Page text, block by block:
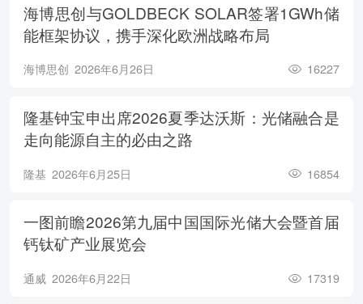
海博思创与GOLDBECK SOLAR签署1GWh储
能框架协议，携手深化欧洲战略布局
海博思创 2026年6月26日 16227
隆基钟宝申出席2026夏季达沃斯：光储融合是
走向能源自主的必由之路
隆基 2026年6月25日 16854
一图前瞻2026第九届中国国际光储大会暨首届
钙钛矿产业展览会
通威 2026年6月22日 17319